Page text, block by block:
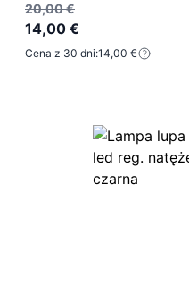
20,00 €
14,00 €
Cena z 30 dni:14,00 €